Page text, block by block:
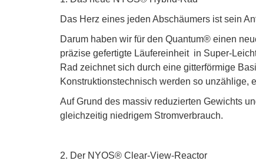
Das Herz eines jeden Abschäumers ist sein
Darum haben wir für den Quantum® einen
präzise gefertigte Läufereinheit in Super-
Rad zeichnet sich durch eine gitterförmige
Konstruktionstechnisch werden so unzählige,
Auf Grund des massiv reduzierten Gewichts
gleichzeitig niedrigem Stromverbrauch.
2. Der NYOS® Clear-View-Reactor